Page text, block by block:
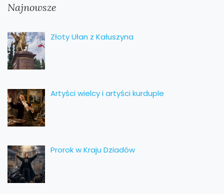
Najnowsze
Złoty Ułan z Kałuszyna
Artyści wielcy i artyści kurduple
Prorok w Kraju Dziadów